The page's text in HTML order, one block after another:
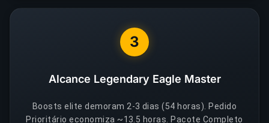
3
Alcance Legendary Eagle Master
Boosts elite demoram 2-3 dias (54 horas). Pedido
Prioritário economiza ~13.5 horas. Pacote Completo